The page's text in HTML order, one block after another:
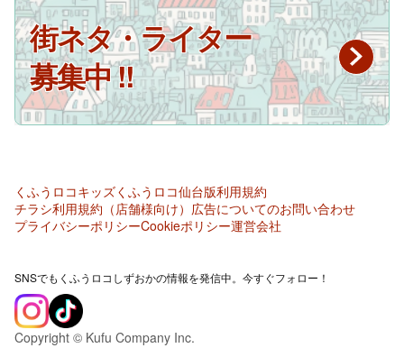
街ネタ・ライター
募集中 !!
くふうロコキッズくふうロコ仙台版利用規約
チラシ利用規約（店舗様向け） 広告についてのお問い合わせ
プライバシーポリシーCookieポリシー運営会社
SNSでもくふうロコしずおかの情報を発信中。今すぐフォロー！
Copyright © Kufu Company Inc.